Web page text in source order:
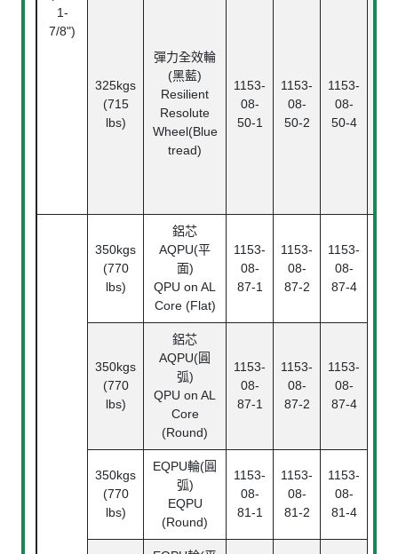
1-
7/8")
325kgs
(715
lbs)
彈力全效輪
(黑藍)
Resilient
Resolute
Wheel(Blue
tread)
1153-
08-
50-1
1153-
08-
50-2
1153-
08-
50-4
350kgs
(770
lbs)
鋁芯
AQPU(平
面)
QPU on AL
Core (Flat)
1153-
08-
87-1
1153-
08-
87-2
1153-
08-
87-4
350kgs
(770
lbs)
鋁芯
AQPU(圓
弧)
QPU on AL
Core
(Round)
1153-
08-
87-1
1153-
08-
87-2
1153-
08-
87-4
350kgs
(770
lbs)
EQPU輪(圓
弧)
EQPU
(Round)
1153-
08-
81-1
1153-
08-
81-2
1153-
08-
81-4